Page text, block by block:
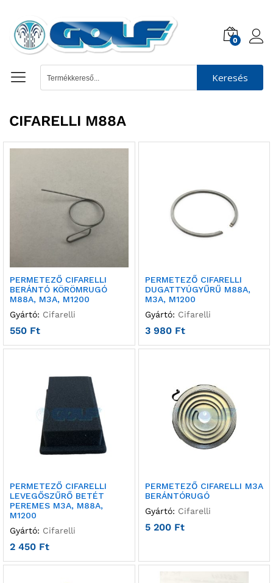
0
Keresés
CIFARELLI M88A
PERMETEZŐ CIFARELLI
BERÁNTÓ KÖRÖMRUGÓ
M88A, M3A, M1200
Gyártó: Cifarelli
550 Ft
PERMETEZŐ CIFARELLI
DUGATTYÚGYŰRŰ M88A,
M3A, M1200
Gyártó: Cifarelli
3 980 Ft
PERMETEZŐ CIFARELLI
LEVEGŐSZŰRŐ BETÉT
PEREMES M3A, M88A,
M1200
Gyártó: Cifarelli
2 450 Ft
PERMETEZŐ CIFARELLI M3A
BERÁNTÓRUGÓ
Gyártó: Cifarelli
5 200 Ft